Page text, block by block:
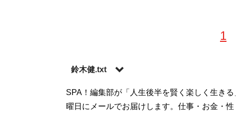
1
鈴木健.txt
（すずきけん）――’66年、東京都葛飾区亀有
21年間、ベースボール・マガジン社に在籍し
SPA！編集部が「人生後半を賢く楽しく生き
曜日にメールでお届けします。仕事・お金・